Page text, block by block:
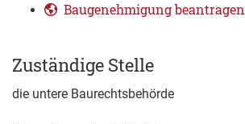
Baugenehmigung beantragen
Zuständige Stelle
die untere Baurechtsbehörde